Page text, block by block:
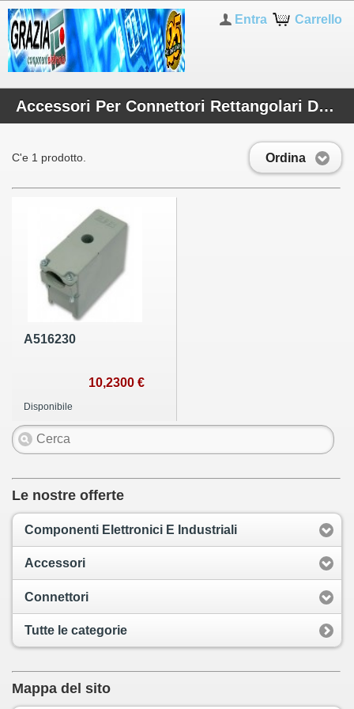
Carrello
Entra
Accessori Per Connettori Rettangolari Di Potenza
Ordina
C'e 1 prodotto.
A516230
10,2300 €
Disponibile
Le nostre offerte
Componenti Elettronici E Industriali
Accessori
Connettori
Tutte le categorie
Mappa del sito